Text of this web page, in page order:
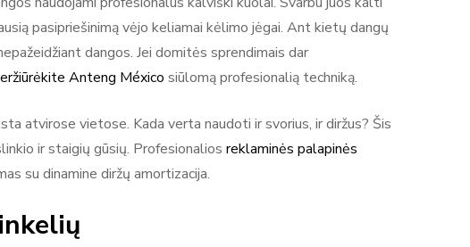
pasipriešinimą vėjo keliamai kėlimo jėgai. Ant kietų dangų
dangos. Jei domitės sprendimais dar
Anteng México siūlomą profesionalią techniką.
atvirose vietose. Kada verta naudoti ir svorius, ir diržus? Šis
ir staigių gūsių. Profesionalios reklaminės palapinės
su dinamine diržų amortizacija.